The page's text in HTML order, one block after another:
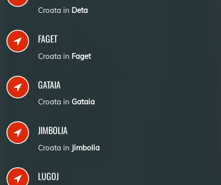
Croata in Deta
FAGET
Croata in Faget
GATAIA
Croata in Gataia
JIMBOLIA
Croata in Jimbolia
LUGOJ